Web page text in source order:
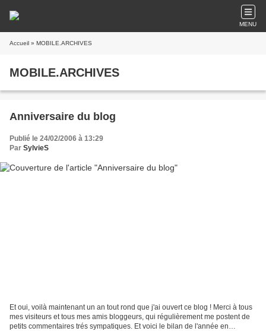
MENU
Accueil » MOBILE.ARCHIVES
MOBILE.ARCHIVES
Anniversaire du blog
Publié le 24/02/2006 à 13:29
Par SylvieS
Et oui, voilà maintenant un an tout rond que j'ai ouvert ce blog ! Merci à tous
mes visiteurs et tous mes amis bloggeurs, qui régulièrement me postent de
petits commentaires trés sympatiques. Et voici le bilan de l'année en